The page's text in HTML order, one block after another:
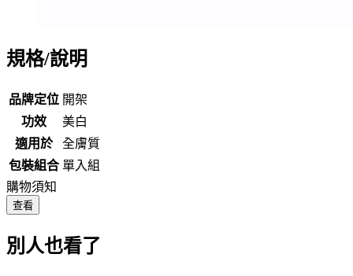
規格/說明
品牌定位 開架
功效
美白
適用於
全膚質
包裝組合 單入組
購物須知
查看
別人也看了